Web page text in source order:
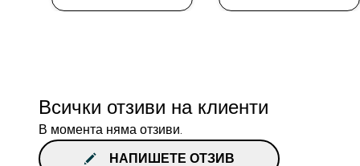
Всички отзиви на клиенти
В момента няма отзиви.
НАПИШЕТЕ ОТЗИВ